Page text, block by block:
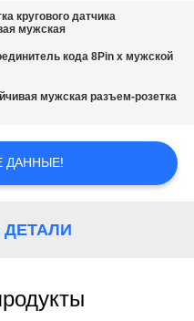
кругового датчика
мужская
кода 8Pin x мужской
мужская разъем-розетка
ДАННЫЕ!